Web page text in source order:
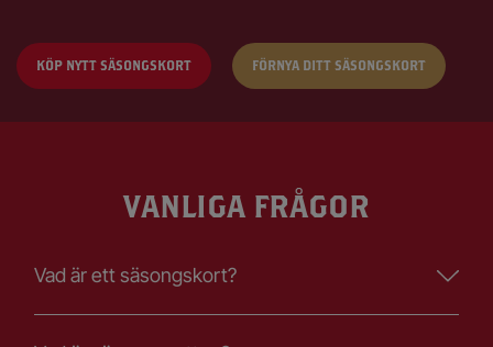
KÖP NYTT SÄSONGSKORT FÖRNYA DITT SÄSONGSKORT
VANLIGA FRÅGOR
Vad är ett säsongskort?